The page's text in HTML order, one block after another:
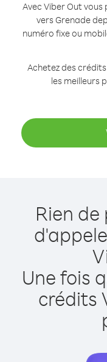
Avec Viber Out
vers Grenade
numéro fixe ou
Achetez des
les meilleurs
Rien
Une fois
crédits